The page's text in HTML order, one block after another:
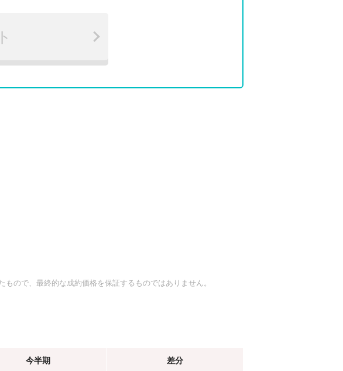
ので、最終的な成約価格を保証するものではありません。
今半期 差分